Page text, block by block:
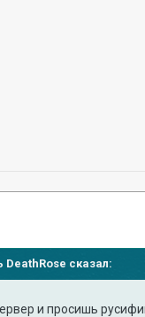
DeathRose сказал:
и просишь